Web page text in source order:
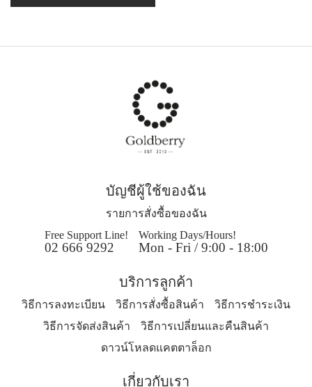
บัญชีผู้ใช้ของฉัน
รายการสั่งซื้อของฉัน
Free Support Line!
02 666 9292
Working Days/Hours!
Mon - Fri / 9:00 - 18:00
บริการลูกค้า
วิธีการลงทะเบียน วิธีการสั่งซื้อสินค้า
วิธีการชำระเงิน
วิธีการจัดส่งสินค้า
วิธีการเปลี่ยนและคืนสินค้า
ดาวน์โหลดแคตตาล็อก
เกี่ยวกับเรา